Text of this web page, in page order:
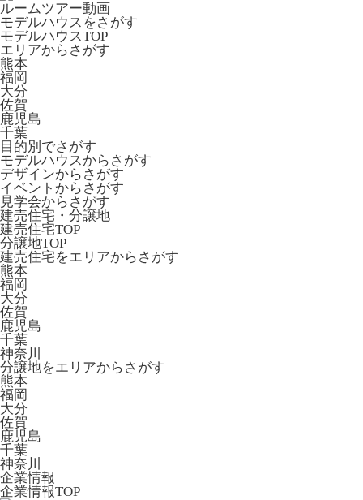
ルームツアー動画
モデルハウスをさがす
モデルハウスTOP
エリアからさがす
熊本
福岡
大分
佐賀
鹿児島
千葉
目的別でさがす
モデルハウスからさがす
デザインからさがす
イベントからさがす
見学会からさがす
建売住宅・分譲地
建売住宅TOP
分譲地TOP
建売住宅をエリアからさがす
熊本
福岡
大分
佐賀
鹿児島
千葉
神奈川
分譲地をエリアからさがす
熊本
福岡
大分
佐賀
鹿児島
千葉
神奈川
企業情報
企業情報TOP